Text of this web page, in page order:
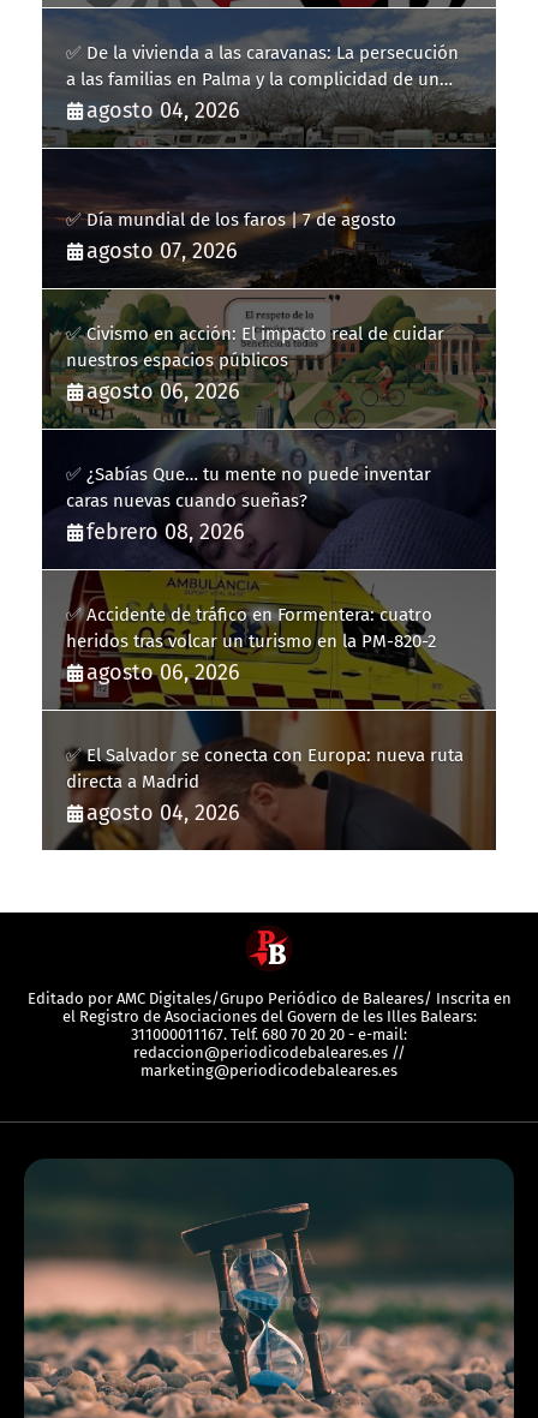
✅ De la vivienda a las caravanas: La persecución
a las familias en Palma y la complicidad de un
fracaso heredado
agosto 04, 2026
✅ Día mundial de los faros | 7 de agosto
agosto 07, 2026
✅ Civismo en acción: El impacto real de cuidar
nuestros espacios públicos
agosto 06, 2026
✅ ¿Sabías Que… tu mente no puede inventar
caras nuevas cuando sueñas?
febrero 08, 2026
✅ Accidente de tráfico en Formentera: cuatro
heridos tras volcar un turismo en la PM-820-2
agosto 06, 2026
✅ El Salvador se conecta con Europa: nueva ruta
directa a Madrid
agosto 04, 2026
Editado por AMC Digitales/Grupo Periódico de Baleares/ Inscrita en
el Registro de Asociaciones del Govern de les Illes Balears:
311000011167. Telf. 680 70 20 20 - e-mail:
redaccion@periodicodebaleares.es //
marketing@periodicodebaleares.es
EUROPA
Londres
15:17:04